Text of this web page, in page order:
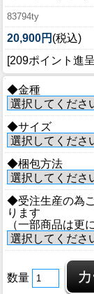
83794ty
20,900円 (税込)
[209ポイント進
◆金種
◆サイズ
◆梱包方法
◆受注生産の為
ります
（一部商品は更
数量